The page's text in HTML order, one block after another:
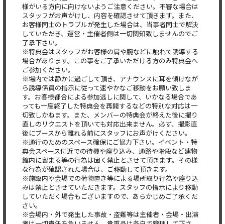
様がいる方向に向けないようご注意ください。不審な場合は
スタッフがお声がけし、内容を確認させて頂きます。また、
お客様同士のトラブルが発生した場合は、当事者同士で解決
していただき、運営・主催者側は一切関知致しませんのでご
了承下さい。
※特典会はスタッフがお客様の肩や腕などに触れて誘導する
場合があります。この事をご了承いただける方のみ特典会へ
ご参加ください。
※場内では静かに過ごして頂き、アナウンスに耳を傾けなが
ら誘導係員の指示に従って速やかなご移動をお願い致しま
す。お客様都合による参加逃しに関して、いかなる場合であ
っても一度終了した特典会を再開するなどの特別な対応は一
切致しかねます。また、メンバーの特典会が終えた後に撮り
直しのリクエストを頂いても対応出来ません。必ず、撮影直
後にブースから離れる前にスタッフにお声がけください。
※通行のためのスペース確保にご協力下さい。イベント・特
典会スペース付近での待機や座り込み、通路や階段など建物
館内に留まる等の行為は固く禁止とさせて頂きます。その様
な行為が確認された場合は、ご移動して頂きます。
※施設内や会場での荷物置き等による場所取り行為や座り込
みは禁止とさせていただきます。スタッフの指示により移動
していただく場合もございますので、あらかじめご了承くだ
さい。
※会場内・外で発生した事故・盗難等は主催者・会場・出演